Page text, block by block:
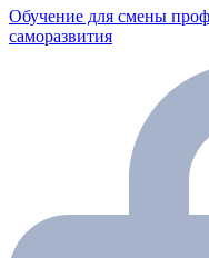
Обучение для смены
саморазвития